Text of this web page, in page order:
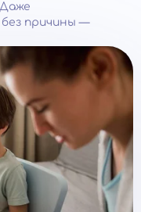
без причины —